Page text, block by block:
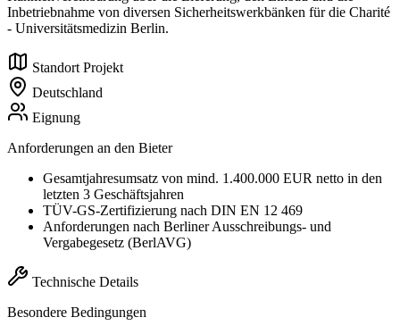
Inbetriebnahme von diversen Sicherheitswerkbänken für die Charité
- Universitätsmedizin Berlin.
Standort Projekt
Deutschland
Eignung
Anforderungen an den Bieter
Gesamtjahresumsatz von mind. 1.400.000 EUR netto in den
letzten 3 Geschäftsjahren
TÜV-GS-Zertifizierung nach DIN EN 12 469
Anforderungen nach Berliner Ausschreibungs- und
Vergabegesetz (BerlAVG)
Technische Details
Besondere Bedingungen